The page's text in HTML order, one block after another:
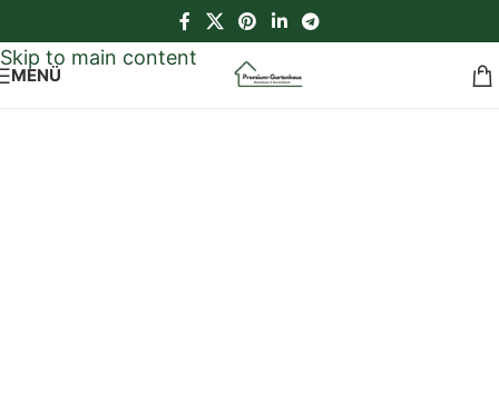
Skip to main content
MENÜ